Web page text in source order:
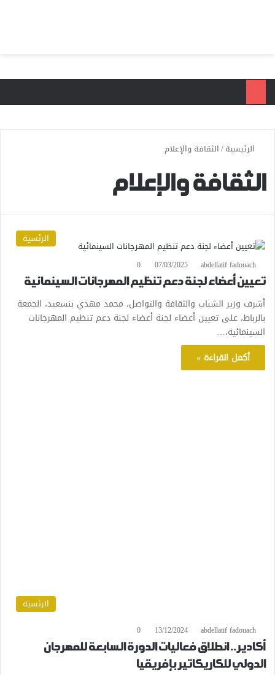
الرئيسية/الثقافة والإعلام
الثقافة والإعلام
الرئسية
abdellatif fadouach
07/03/2025
0
تعيين أعضاء لجنة دعم تنظيم المهرجانات السينمائية
أشرف وزير الشباب والثقافة والتواصل، محمد مهدي بنسعيد، الجمعة
بالرباط، على تعيين أعضاء لجنة أعضاء لجنة دعم تنظيم المهرجانات
السينمائية،…
أكمل القراءة »
الرئسية
abdellatif fadouach
13/12/2024
0
أكادير.. انطلاق فعاليات الدورة السابعة للمهرجان
الدولي للكاريكاتير بإفريقيا